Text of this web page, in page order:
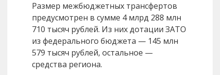
Размер межбюджетных трансфертов
предусмотрен в сумме 4 млрд 288 млн
710 тысяч рублей. Из них дотации ЗАТО
из федерального бюджета — 145 млн
579 тысяч рублей, остальное —
средства региона.